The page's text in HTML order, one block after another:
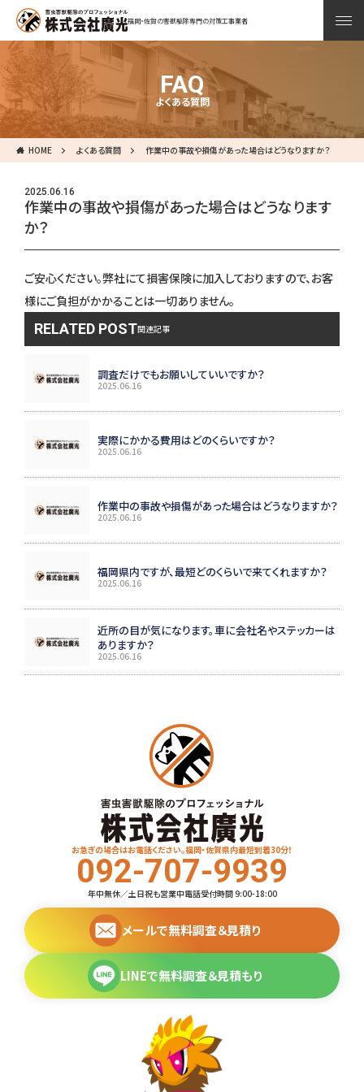
福岡・佐賀の害獣駆除専門の対策工事業者
FAQ
よくある質問
HOME よくある質問 作業中の事故や損傷があった場合はどうなりますか？
2025.06.16
作業中の事故や損傷があった場合はどうなります
か？
ご安心ください。弊社にて損害保険に加入しておりますので、お客
様にご負担がかかることは一切ありません。
RELATED POST関連記事
調査だけでもお願いしていいですか？
2025.06.16
実際にかかる費用はどのくらいですか？
2025.06.16
作業中の事故や損傷があった場合はどうなりますか？
2025.06.16
福岡県内ですが、最短どのくらいで来てくれますか？
2025.06.16
近所の目が気になります。車に会社名やステッカーは
ありますか？
2025.06.16
お急ぎの場合はお電話ください。福岡・佐賀県内最短到着30分！
092-707-9939
年中無休／土日祝も営業中電話受付時間 9:00-18:00
メールで無料調査＆見積り
LINEで無料調査＆見積もり